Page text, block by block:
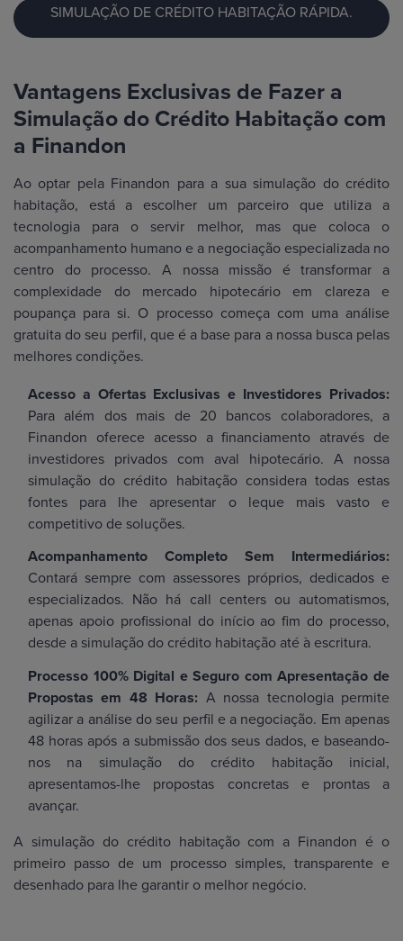
SIMULAÇÃO DE CRÉDITO HABITAÇÃO RÁPIDA.
Vantagens Exclusivas de Fazer a
Simulação do Crédito Habitação com
a Finandon
Ao optar pela Finandon para a sua simulação do crédito
habitação, está a escolher um parceiro que utiliza a
tecnologia para o servir melhor, mas que coloca o
acompanhamento humano e a negociação especializada no
centro do processo. A nossa missão é transformar a
complexidade do mercado hipotecário em clareza e
poupança para si. O processo começa com uma análise
gratuita do seu perfil, que é a base para a nossa busca pelas
melhores condições.
Acesso a Ofertas Exclusivas e Investidores Privados:
Para além dos mais de 20 bancos colaboradores, a
Finandon oferece acesso a financiamento através de
investidores privados com aval hipotecário. A nossa
simulação do crédito habitação considera todas estas
fontes para lhe apresentar o leque mais vasto e
competitivo de soluções.
Acompanhamento Completo Sem Intermediários:
Contará sempre com assessores próprios, dedicados e
especializados. Não há call centers ou automatismos,
apenas apoio profissional do início ao fim do processo,
desde a simulação do crédito habitação até à escritura.
Processo 100% Digital e Seguro com Apresentação de
Propostas em 48 Horas: A nossa tecnologia permite
agilizar a análise do seu perfil e a negociação. Em apenas
48 horas após a submissão dos seus dados, e baseando-
nos na simulação do crédito habitação inicial,
apresentamos-lhe propostas concretas e prontas a
avançar.
A simulação do crédito habitação com a Finandon é o
primeiro passo de um processo simples, transparente e
desenhado para lhe garantir o melhor negócio.